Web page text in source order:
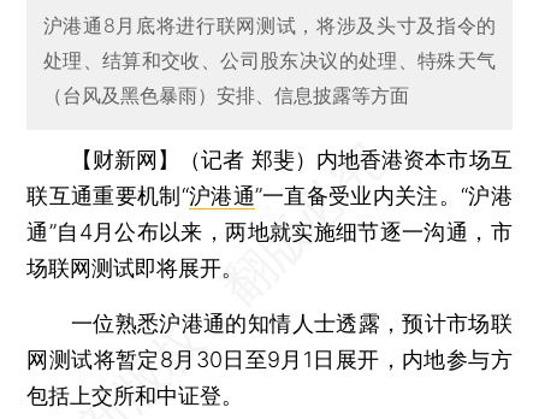
沪港通8月底将进行联网测试，将涉及头寸及指令的
处理、结算和交收、公司股东决议的处理、特殊天气
（台风及黑色暴雨）安排、信息披露等方面
【财新网】（记者 郑斐） 内地香港资本市场互
联互通重要机制“沪港通”一直备受业内关注。“沪港
通”自4月公布以来，两地就实施细节逐一沟通，市
场联网测试即将展开。
一位熟悉沪港通的知情人士透露，预计市场联
网测试将暂定8月30日至9月1日展开，内地参与方
包括上交所和中证登。